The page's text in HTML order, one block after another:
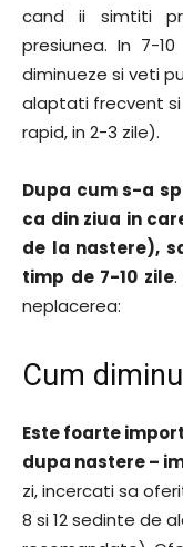
cand ii simtiti
presiunea. In 7-
diminueze si veti
alaptati frecvent
rapid, in 2-3 zile).
Dupa cum s-a
ca din ziua in
de la nastere),
timp de 7-10 zile
neplacerea:
Cum
Este foarte
dupa nastere –
zi, incercati sa
8 si 12 sedinte de